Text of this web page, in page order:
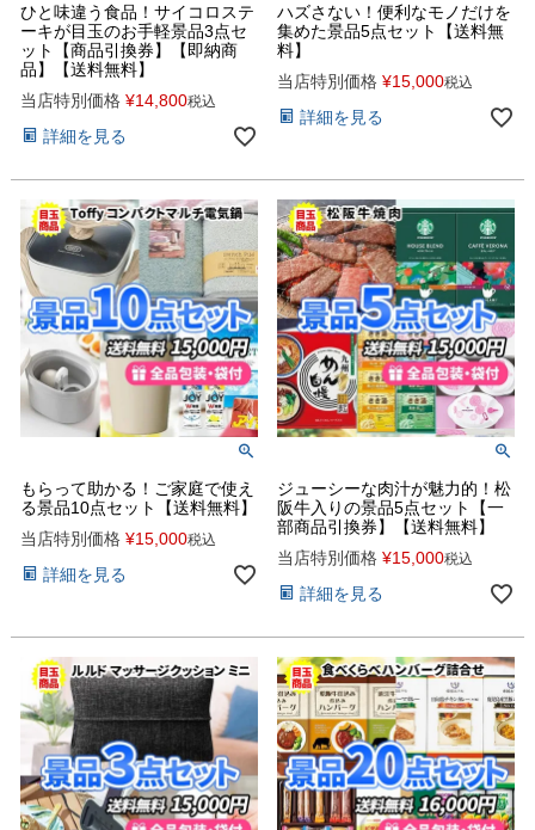
ひと味違う食品！サイコロステ
ーキが目玉のお手軽景品3点セ
ット【商品引換券】【即納商
品】【送料無料】
当店特別価格 ¥14,800税込
詳細を見る
ハズさない！便利なモノだけを
集めた景品5点セット【送料無
料】
当店特別価格 ¥15,000税込
詳細を見る
もらって助かる！ご家庭で使え
る景品10点セット【送料無料】
当店特別価格 ¥15,000税込
詳細を見る
ジューシーな肉汁が魅力的！松
阪牛入りの景品5点セット【一
部商品引換券】【送料無料】
当店特別価格 ¥15,000税込
詳細を見る